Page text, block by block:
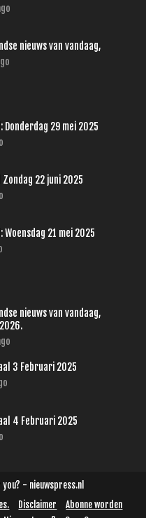
nieuws van vandaag,
29 mei 2025
22 juni 2025
21 mei 2025
nieuws van vandaag,
3 Februari 2025
4 Februari 2025
- nieuwspress.nl
Disclaimer
Abonne worden